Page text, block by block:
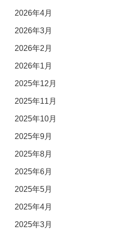
2026年4月
2026年3月
2026年2月
2026年1月
2025年12月
2025年11月
2025年10月
2025年9月
2025年8月
2025年6月
2025年5月
2025年4月
2025年3月